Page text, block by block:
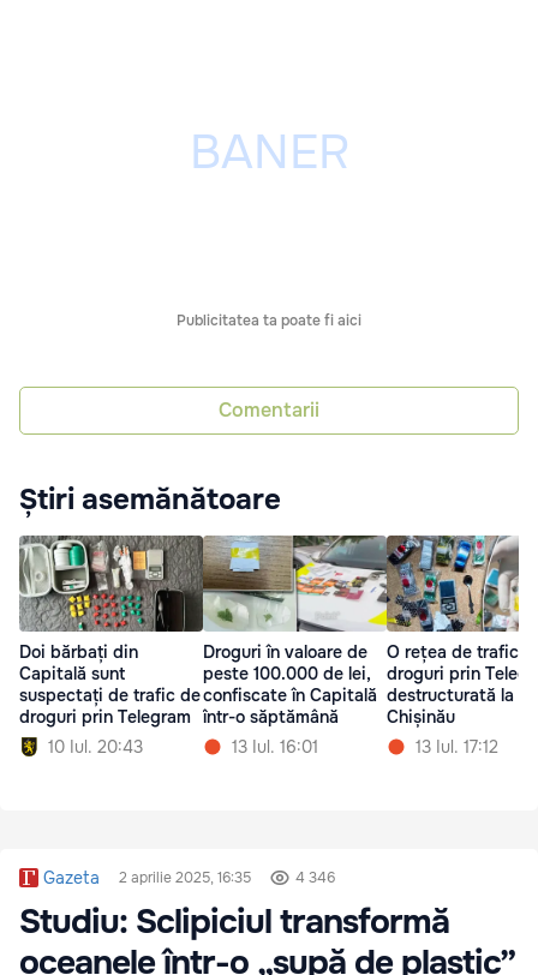
Publicitatea ta poate fi aici
Comentarii
Știri asemănătoare
Doi bărbați din
Capitală sunt
suspectați de trafic de
droguri prin Telegram
10 Iul. 20:43
Droguri în valoare de
peste 100.000 de lei,
confiscate în Capitală
într-o săptămână
13 Iul. 16:01
O rețea de trafic
droguri prin
destructurată la
Chișinău
13 Iul. 17:12
Gazeta 2 aprilie 2025, 16:35 4 346
Studiu: Sclipiciul transformă
oceanele într-o „supă de plastic”